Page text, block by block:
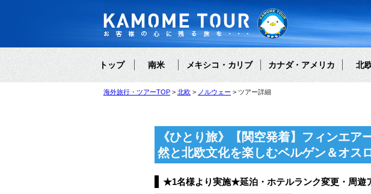
トップ 南米 メキシコ・カリブ カナダ・アメリカ 北
海外旅行・ツアーTOP 北欧 ノルウェー ツアー詳細
《ひとり旅》【関空発着】フィンエ
然と北欧文化を楽しむベルゲン＆オス
★1名様より実施★延泊・ホテルランク変更・周遊